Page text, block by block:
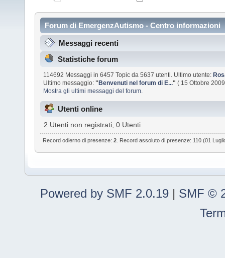
Forum di EmergenzAutismo - Centro informazioni
Messaggi recenti
Statistiche forum
114692 Messaggi in 6457 Topic da 5637 utenti. Ultimo utente:
Ultimo messaggio:"Benvenuti nel forum di E..." ( 15 Ottobre
Mostra gli ultimi messaggi del forum.
Utenti online
2 Utenti non registrati, 0 Utenti
Record odierno di presenze:2 . Record assoluto di presenze: 110 (01
Powered by SMF 2.0.19 | SMF ©